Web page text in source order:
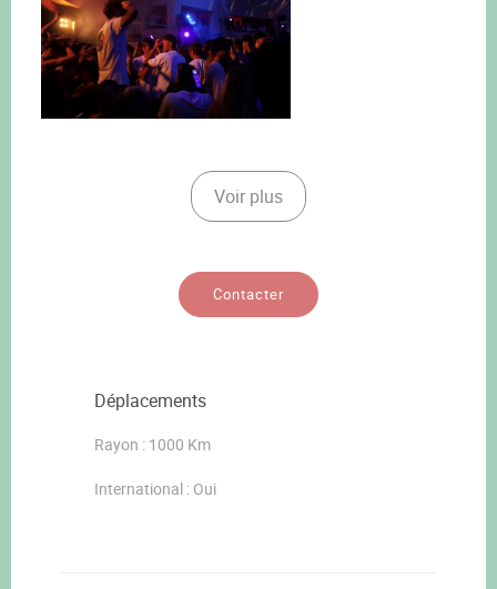
Voir plus
Contacter
Déplacements
Rayon : 1000 Km
International : Oui